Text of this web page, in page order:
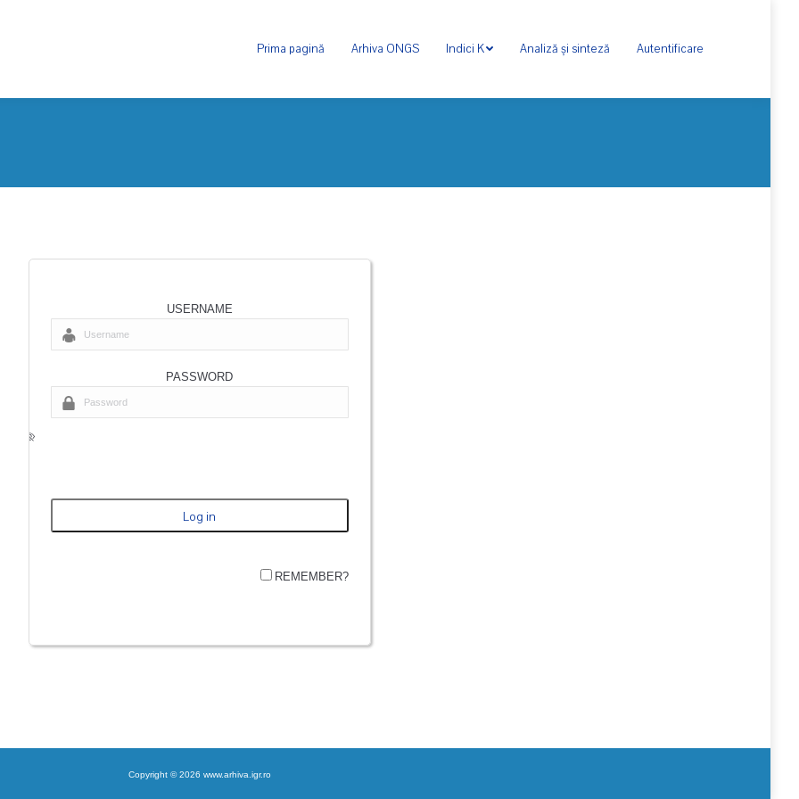
Prima pagină Arhiva ONGS Indici K Analiză și sinteză Autentificare
USERNAME
PASSWORD
REMEMBER?
Copyright © 2026 www.arhiva.igr.ro